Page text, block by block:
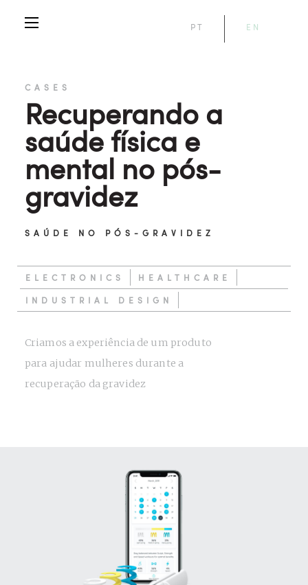
PT EN
CASES
Recuperando a
saúde física e
mental no pós-
gravidez
SAÚDE NO PÓS-GRAVIDEZ
ELECTRONICS HEALTHCARE
INDUSTRIAL DESIGN
Criamos a experiência de um produto
para ajudar mulheres durante a
recuperação da gravidez